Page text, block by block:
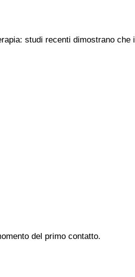
studi recenti dimostrano che i
del primo contatto.